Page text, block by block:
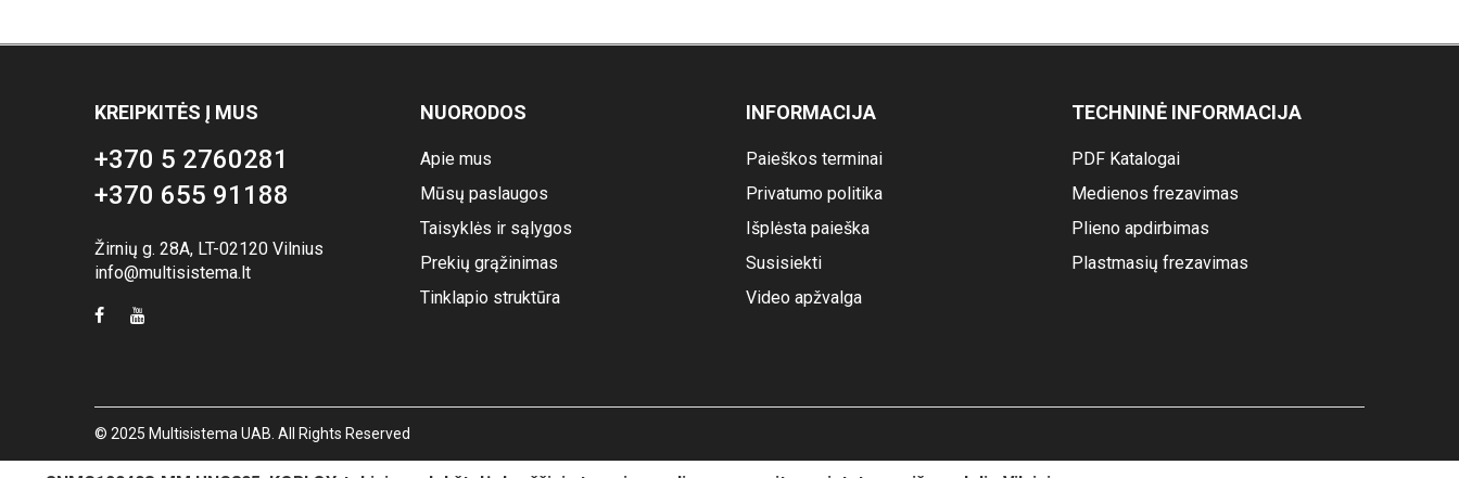
KREIPKITĖS Į MUS
+370 5 2760281
+370 655 91188
Žirnių g. 28A, LT-02120 Vilnius
info@multisistema.lt
NUORODOS
Apie mus
Mūsų paslaugos
Taisyklės ir sąlygos
Prekių grąžinimas
Tinklapio struktūra
INFORMACIJA
Paieškos terminai
Privatumo politika
Išplėsta paieška
Susisiekti
Video apžvalga
TECHNINĖ INFORMACIJA
PDF Katalogai
Medienos frezavimas
Plieno apdirbimas
Plastmasių frezavimas
© 2025 Multisistema UAB. All Rights Reserved